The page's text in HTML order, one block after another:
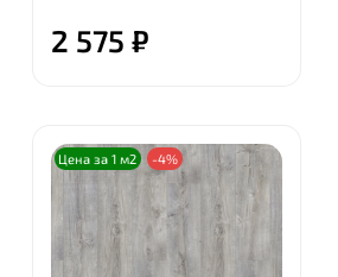
2 575 ₽
Цена за 1 м2 -4%